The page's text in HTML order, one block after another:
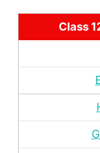
Class